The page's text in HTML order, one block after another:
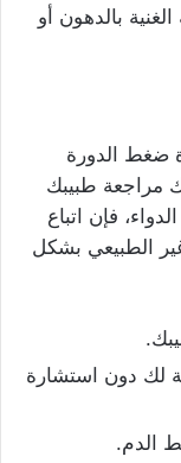
بالدهون أو
ضغط الدورة
مراجعة طبيبك
فإن اتباع
الطبيعي بشكل
لك دون استشارة
الدم.